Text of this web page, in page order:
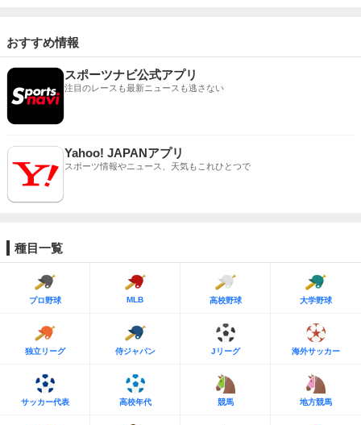
おすすめ情報
スポーツナビ公式アプリ
注目のレースも最新ニュースも逃さない
Yahoo! JAPANアプリ
スポーツ情報やニュース、天気もこれひとつで
種目一覧
プロ野球 MLB 高校野球 大学野球
独立リーグ 侍ジャパン Jリーグ 海外サッカー
サッカー代表 高校年代 競馬 地方競馬